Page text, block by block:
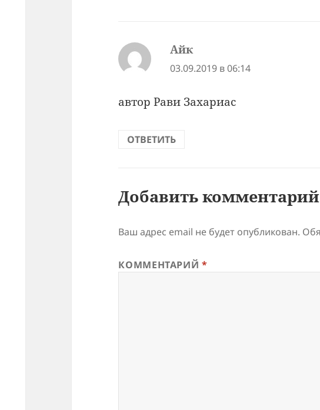
Айк:
03.09.2019 в 06:14
автор Рави Захариас
ОТВЕТИТЬ
Добавить комментарий
Ваш адрес email не будет опубликован.
КОММЕНТАРИЙ*